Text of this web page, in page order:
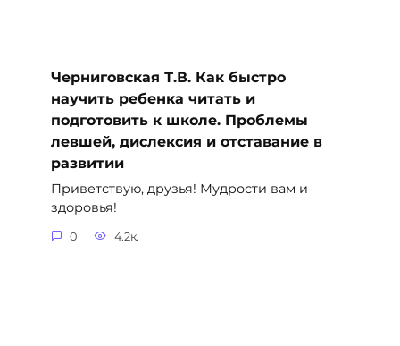
Черниговская Т.В. Как быстро
научить ребенка читать и
подготовить к школе. Проблемы
левшей, дислексия и отставание в
развитии
Приветствую, друзья! Мудрости вам и
здоровья!
0 4.2к.